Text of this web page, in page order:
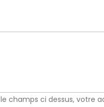
champs ci dessus, votre